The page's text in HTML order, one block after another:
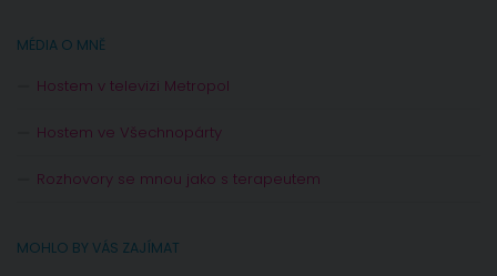
MÉDIA O MNĚ
Hostem v televizi Metropol
Hostem ve Všechnopárty
Rozhovory se mnou jako s terapeutem
MOHLO BY VÁS ZAJÍMAT